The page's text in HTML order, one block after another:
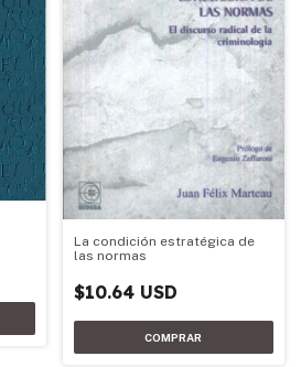
La condición estratégica de
las normas
$10.64 USD